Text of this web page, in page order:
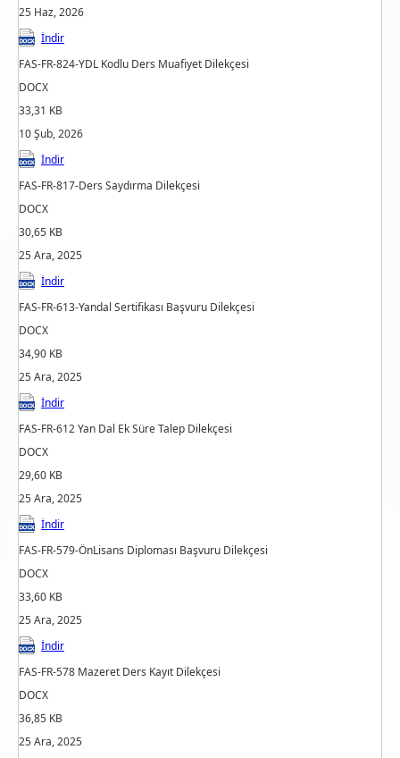
25 Haz, 2026
İndir
FAS-FR-824-YDL Kodlu Ders Muafiyet Dilekçesi
DOCX
33,31 KB
10 Şub, 2026
İndir
FAS-FR-817-Ders Saydırma Dilekçesi
DOCX
30,65 KB
25 Ara, 2025
İndir
FAS-FR-613-Yandal Sertifikası Başvuru Dilekçesi
DOCX
34,90 KB
25 Ara, 2025
İndir
FAS-FR-612 Yan Dal Ek Süre Talep Dilekçesi
DOCX
29,60 KB
25 Ara, 2025
İndir
FAS-FR-579-ÖnLisans Diploması Başvuru Dilekçesi
DOCX
33,60 KB
25 Ara, 2025
İndir
FAS-FR-578 Mazeret Ders Kayıt Dilekçesi
DOCX
36,85 KB
25 Ara, 2025